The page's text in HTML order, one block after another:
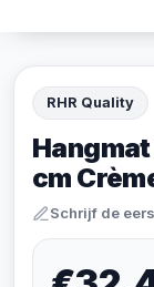
RHR Quality
cm
Schrijf de